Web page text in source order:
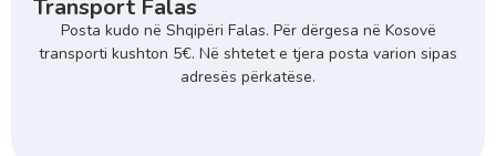
Transport Falas
Posta kudo në Shqipëri Falas. Për dërgesa në Kosovë
transporti kushton 5€. Në shtetet e tjera posta varion sipas
adresës përkatëse.